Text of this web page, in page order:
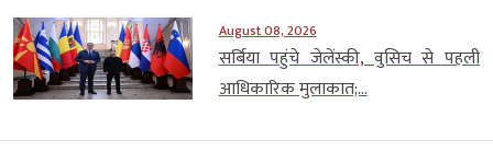
August 08, 2026
सर्बिया पहुंचे जेलेंस्की, वुसिच से पहली
आधिकारिक मुलाकात;...